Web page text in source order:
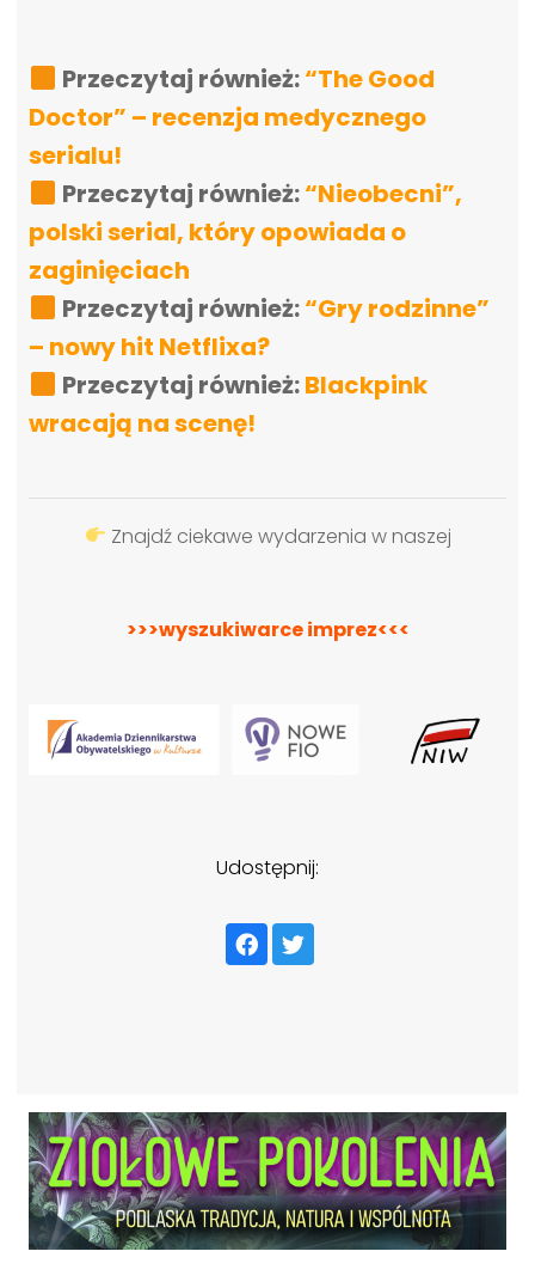
Przeczytaj również:“The Good
Doctor” – recenzja medycznego
serialu!
Przeczytaj również:“Nieobecni”,
polski serial, który opowiada o
zaginięciach
Przeczytaj również:“Gry rodzinne”
– nowy hit Netflixa?
Przeczytaj również:Blackpink
wracają na scenę!
Znajdź ciekawe wydarzenia w naszej
>>>wyszukiwarce imprez<<<
Udostępnij: